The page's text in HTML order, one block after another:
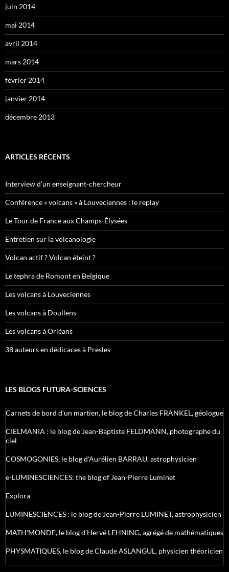
juin 2014
mai 2014
avril 2014
mars 2014
février 2014
janvier 2014
décembre 2013
ARTICLES RÉCENTS
Interview d’un enseignant-chercheur
Conférence « volcans » à Louveciennes : le replay
Le Tour de France aux Champs-Élysées
Entretien sur la volcanologie
Volcan actif ? Volcan éteint ?
Le tephra de Romont en Belgique
Les volcans à Louveciennes
Les volcans à Doullens
Les volcans à Orléans
38 auteurs en dédicaces à Presles
LES BLOGS FUTURA-SCIENCES
Carnets de bord d’un martien, le blog de Charles FRANKEL, géologue
CIELMANIA : le blog de Jean-Baptiste FELDMANN, photographe du
ciel
COSMOGONIES, le blog d'Aurélien BARRAU, astrophysicien
e-LUMINESCIENCES: the blog of Jean-Pierre Luminet
Explora
LUMINESCIENCES : le blog de Jean-Pierre LUMINET, astrophysicien
MATH'MONDE, le blog d'Hervé LEHNING, agrégé de mathématiques
PHYSMATIQUES, le blog de Claude ASLANGUL, physicien théoricien